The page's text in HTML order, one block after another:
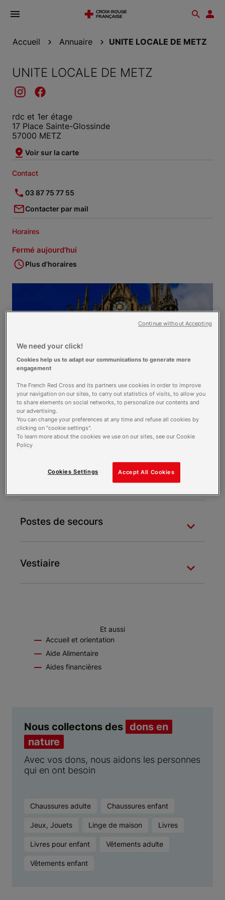
Ouvrir
Accueil Annuaire UNITE LOCALE DE METZ
UNITE LOCALE DE METZ
rdc et 1er étage
17 Place Sainte-Glossinde
57000 METZ
Voir sur la carte
Contact
03 87 75 77 55
Contacter par mail
Horaires
Fermé aujourd'hui
Plus d'horaires
Nos
Postes de secours
Vestiaire
Et aussi
Accueil et orientation
Aide Alimentaire
Aides financières
Nous collectons des dons en
nature
Avec vos dons, nous aidons les personnes
qui en ont besoin
Chaussures adulte Chaussures enfant
Jeux, Jouets Linge de maison Livres
Livres pour enfant Vêtements adulte
Vêtements enfant
We need your click!
Cookies help us to adapt our communications to generate more
engagement
The French Red Cross and its partners use cookies in order to improve
your navigation on our sites, to carry out statistics of visits, to allow you
to share elements on social networks, to personalize our contents and
our advertising.
You can change your preferences at any time and refuse all cookies by
clicking on "cookie settings".
To learn more about the cookies we use on our sites, see our Cookie
Policy
Accept All Cookies
Cookies Settings
Continue without Accepting